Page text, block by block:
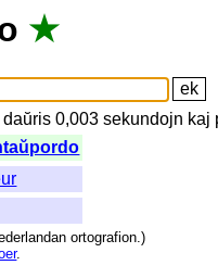
★
daŭris 0,003sekundojn kaj
ortografion.)
.